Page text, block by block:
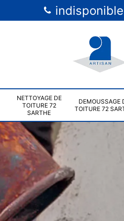
indisponible
NETTOYAGE DE
TOITURE 72
SARTHE
DEMOUSSAGE
TOITURE 72